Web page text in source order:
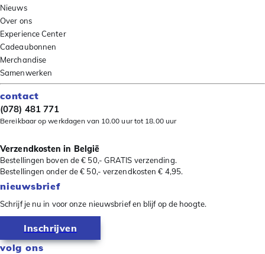
Nieuws
Over ons
Experience Center
Cadeaubonnen
Merchandise
Samenwerken
contact
(078) 481 771
Bereikbaar op werkdagen van 10.00 uur tot 18.00 uur
Verzendkosten in België
Bestellingen boven de € 50,- GRATIS verzending.
Bestellingen onder de € 50,- verzendkosten € 4,95.
nieuwsbrief
Schrijf je nu in voor onze nieuwsbrief en blijf op de hoogte.
Inschrijven
volg ons